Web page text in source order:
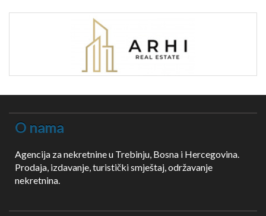
O nama
Agencija za nekretnine u Trebinju, Bosna i Hercegovina.
Prodaja, izdavanje, turistički smještaj, održavanje
nekretnina.